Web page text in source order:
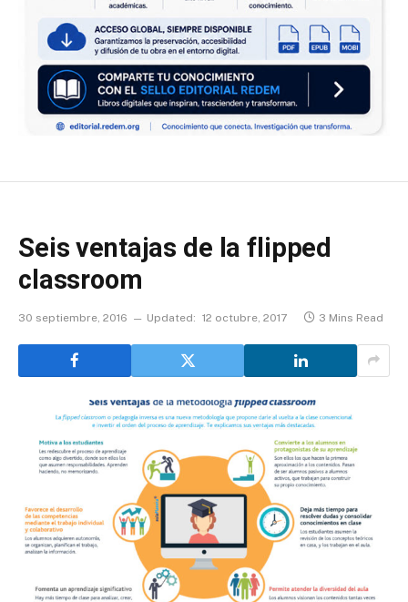
Seis ventajas de la flipped
classroom
30 septiembre, 2016 Updated: 12 octubre, 2017 3 Mins Read